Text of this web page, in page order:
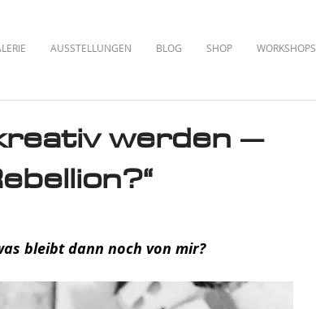
AUSSTELLUNGEN BLOG SHOP WORKSHOPS
werden –
bleibt dann noch von mir?